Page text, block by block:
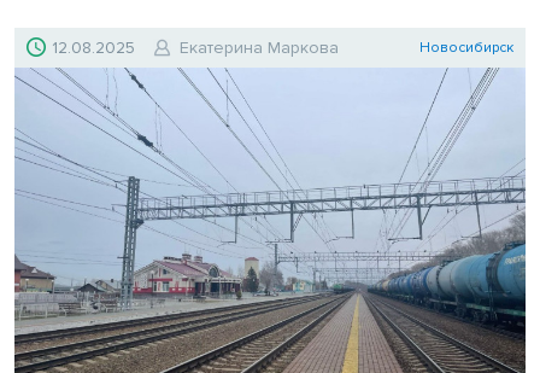
12.08.2025 Екатерина Маркова Новосибирск